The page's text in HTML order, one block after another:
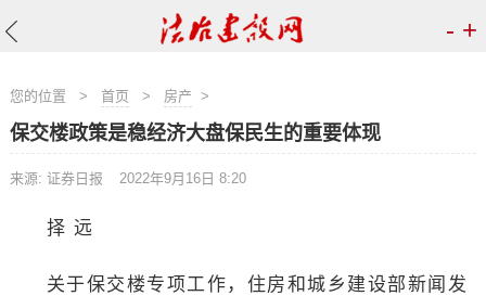
- +
您的位置 > 首页 > 房产 >
保交楼政策是稳经济大盘保民生的重要体现
来源: 证券日报 2022年9月16日 8:20
择 远
关于保交楼专项工作，住房和城乡建设部新闻发